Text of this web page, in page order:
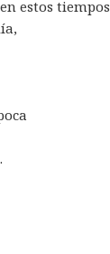
estos tiempos